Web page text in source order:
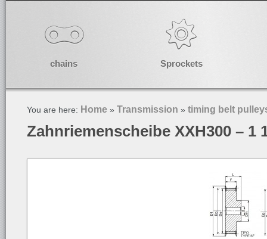
chains Sprockets
You are here: Home » Transmission » timing belt
Zahnriemenscheibe XXH300 – 1